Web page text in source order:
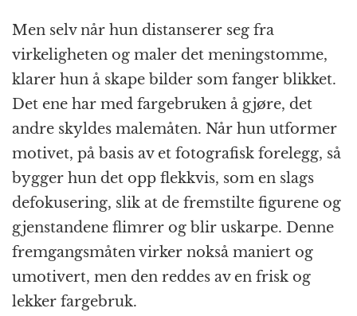
Men selv når hun distanserer seg fra
virkeligheten og maler det meningstomme,
klarer hun å skape bilder som fanger blikket.
Det ene har med fargebruken å gjøre, det
andre skyldes malemåten. Når hun utformer
motivet, på basis av et fotografisk forelegg, så
bygger hun det opp flekkvis, som en slags
defokusering, slik at de fremstilte figurene og
gjenstandene flimrer og blir uskarpe. Denne
fremgangsmåten virker nokså maniert og
umotivert, men den reddes av en frisk og
lekker fargebruk.